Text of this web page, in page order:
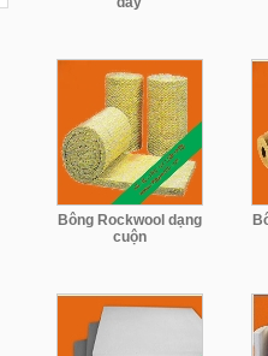
Bông Rockwool dạng
cuộn